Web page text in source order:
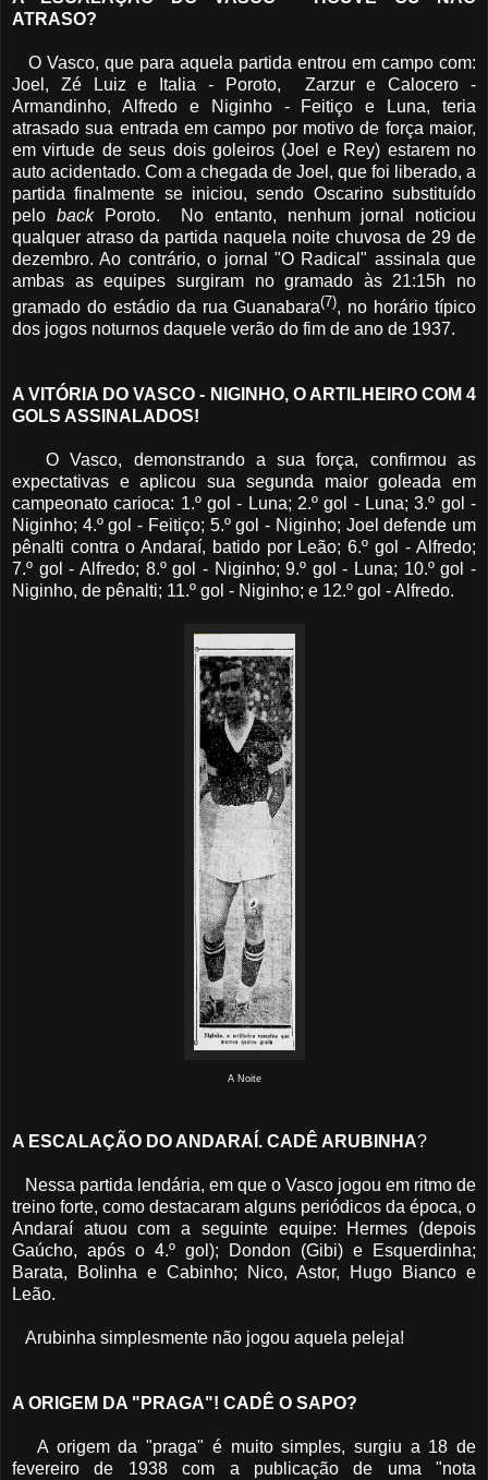
ATRASO?
O Vasco, que para aquela partida entrou em campo com:
Joel, Zé Luiz e Italia - Poroto, Zarzur e Calocero -
Armandinho, Alfredo e Niginho - Feitiço e Luna, teria
atrasado sua entrada em campo por motivo de força maior,
em virtude de seus dois goleiros (Joel e Rey) estarem no
auto acidentado. Com a chegada de Joel, que foi liberado, a
partida finalmente se iniciou, sendo Oscarino substituído
pelo backPoroto. No entanto, nenhum jornal noticiou
qualquer atraso da partida naquela noite chuvosa de 29 de
dezembro. Ao contrário, o jornal "O Radical" assinala que
ambas as equipes surgiram no gramado às 21:15h no
gramado do estádio da rua Guanabara(7), no horário típico
dos jogos noturnos daquele verão do fim de ano de 1937.
A VITÓRIA DO VASCO - NIGINHO, O ARTILHEIRO COM 4
GOLS ASSINALADOS!
O Vasco, demonstrando a sua força, confirmou as
expectativas e aplicou sua segunda maior goleada em
campeonato carioca: 1.º gol - Luna; 2.º gol - Luna; 3.º gol -
Niginho; 4.º gol - Feitiço; 5.º gol - Niginho; Joel defende um
pênalti contra o Andaraí, batido por Leão; 6.º gol - Alfredo;
7.º gol - Alfredo; 8.º gol - Niginho; 9.º gol - Luna; 10.º gol -
Niginho, de pênalti; 11.º gol - Niginho; e 12.º gol - Alfredo.
A Noite
A ESCALAÇÃO DO ANDARAÍ. CADÊ ARUBINHA?
Nessa partida lendária, em que o Vasco jogou em ritmo de
treino forte, como destacaram alguns periódicos da época, o
Andaraí atuou com a seguinte equipe: Hermes (depois
Gaúcho, após o 4.º gol); Dondon (Gibi) e Esquerdinha;
Barata, Bolinha e Cabinho; Nico, Astor, Hugo Bianco e
Leão.
Arubinha simplesmente não jogou aquela peleja!
A ORIGEM DA "PRAGA"! CADÊ O SAPO?
A origem da "praga" é muito simples, surgiu a 18 de
fevereiro de 1938 com a publicação de uma "nota